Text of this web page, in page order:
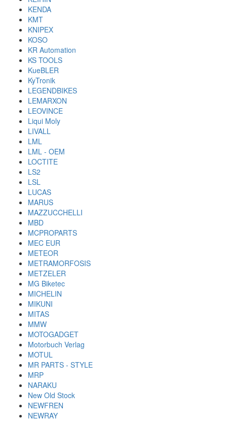
KENDA
KMT
KNIPEX
KOSO
KR Automation
KS TOOLS
KueBLER
KyTronik
LEGENDBIKES
LEMARXON
LEOVINCE
Liqui Moly
LIVALL
LML
LML - OEM
LOCTITE
LS2
LSL
LUCAS
MARUS
MAZZUCCHELLI
MBD
MCPROPARTS
MEC EUR
METEOR
METRAMORFOSIS
METZELER
MG Biketec
MICHELIN
MIKUNI
MITAS
MMW
MOTOGADGET
Motorbuch Verlag
MOTUL
MR PARTS - STYLE
MRP
NARAKU
New Old Stock
NEWFREN
NEWRAY